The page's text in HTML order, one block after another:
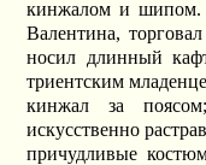
кинжалом и шипом.
Валентина,
носил длинный
триентским
кинжал за
искусственно
причудливые